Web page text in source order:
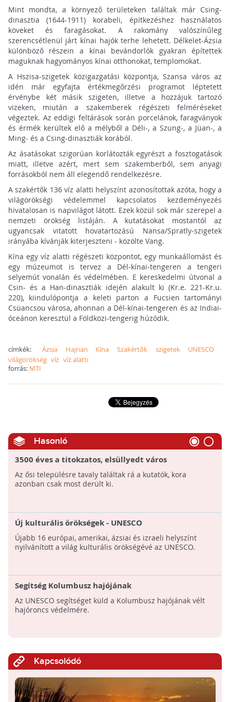
Mint mondta, a környező területeken találtak már Csing-
dinasztia (1644-1911) korabeli, építkezéshez használatos
köveket és faragásokat. A rakomány valószínűleg
szerencsétlenül járt kínai hajók terhe lehetett. Délkelet-Ázsia
különböző részein a kínai bevándorlók gyakran építettek
maguknak hagyományos kínai otthonokat, templomokat.
A Hszisa-szigetek közigazgatási központja, Szansa város az
idén már egyfajta értékmegőrzési programot léptetett
érvénybe két másik szigeten, illetve a hozzájuk tartozó
vizeken, miután a szakemberek régészeti felméréseket
végeztek. Az eddigi feltárások során porcelánok, faragványok
és érmék kerültek elő a mélyből a Déli-, a Szung-, a Jüan-, a
Ming- és a Csing-dinasztiák korából.
Az ásatásokat szigorúan korlátozták egyrészt a fosztogatások
miatt, illetve azért, mert sem szakemberből, sem anyagi
forrásokból nem áll elegendő rendelkezésre.
A szakértők 136 víz alatti helyszínt azonosítottak azóta, hogy a
világörökségi védelemmel kapcsolatos kezdeményezés
hivatalosan is napvilágot látott. Ezek közül sok már szerepel a
nemzeti örökség listáján. A kutatásokat mostantól az
ugyancsak vitatott hovatartozású Nansa/Spratly-szigetek
irányába kívánják kiterjeszteni - közölte Vang.
Kína egy víz alatti régészeti központot, egy munkaállomást és
egy múzeumot is tervez a Dél-kínai-tengeren a tengeri
selyemút vonalán és védelmében. E kereskedelmi útvonal a
Csin- és a Han-dinasztiák idején alakult ki (Kr.e. 221-Kr.u.
220), kiindulópontja a keleti parton a Fucsien tartományi
Csüancsou városa, ahonnan a Dél-kínai-tengeren és az Indiai-
óceánon keresztül a Földközi-tengerig húzódik.
címkék:Ázsia Hajnan Kína Szakértők szigetek
UNESCO
világörökség víz víz alatti
forrás: MTI
Hasonló
3500 éves a titokzatos, elsüllyedt város
Az ősi településre tavaly találtak rá a kutatók, kora
azonban csak most derült ki.
Új kulturális örökségek - UNESCO
Újabb 16 európai, amerikai, ázsiai és izraeli helyszínt
nyilvánított a világ kulturális örökségévé az UNESCO.
Segítség Kolumbusz hajójának
Az UNESCO segítséget küld a Kolumbusz hajójának vélt
hajóroncs védelmére.
Kapcsolódó